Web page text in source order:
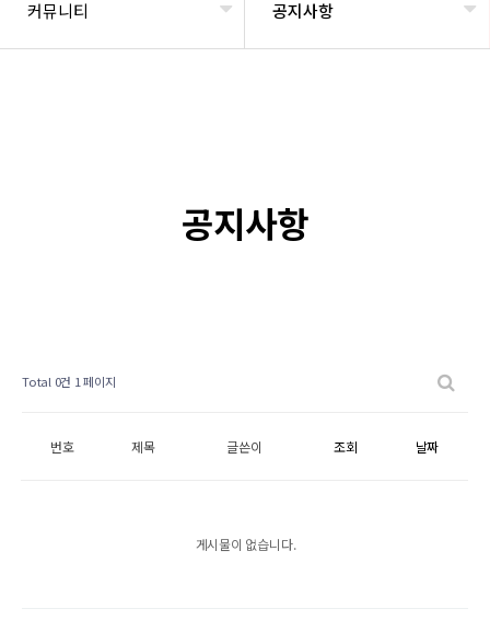
커뮤니티 공지사항
공지사항
Total 0건 1 페이지
번호 제목 글쓴이 조회 날짜
게시물이 없습니다.